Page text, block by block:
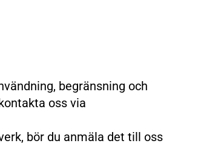
begränsning och
oss via
bör du anmäla det till oss